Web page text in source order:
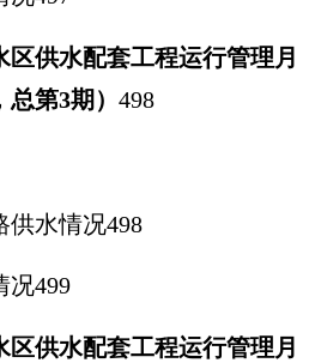
区供水配套工程运行管理月
总第3期） 498
供水情况498
况499
区供水配套工程运行管理月